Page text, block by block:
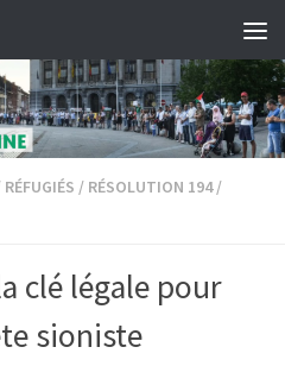
RÉFUGIÉS / RÉSOLUTION 194 /
clé légale pour
sioniste